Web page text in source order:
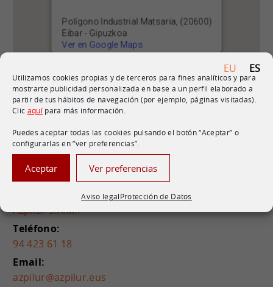
EU ES
Utilizamos cookies propias y de terceros para fines analíticos y para
mostrarte publicidad personalizada en base a un perfil elaborado a
partir de tus hábitos de navegación (por ejemplo, páginas visitadas).
Clic aquípara más información.
Puedes aceptar todas las cookies pulsando el botón “Aceptar” o
configurarlas en “ver preferencias”.
Aceptar Ver preferencias
Aviso legalProtección de Datos
Polígono Industrial Matsaria, (20600)
Eibar - Gipuzkoa
Ver en Google Maps
Datos de contacto
Azpilur S.A.M.P
Teléfono:
94 423 61 18
Email:
azpilur@azpilur.eus